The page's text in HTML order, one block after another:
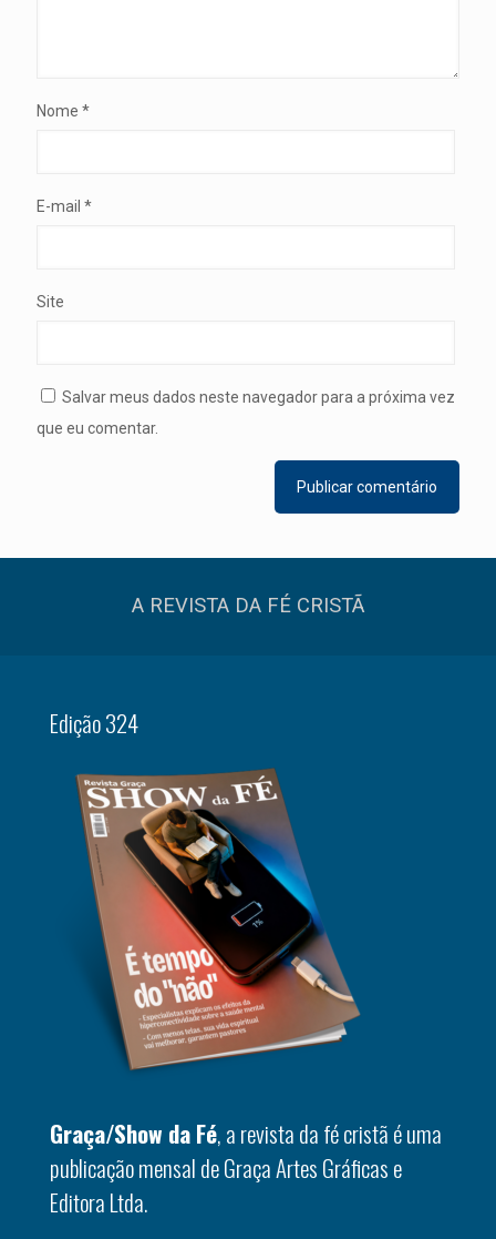
Nome *
E-mail *
Site
Salvar meus dados neste navegador para a próxima vez
que eu comentar.
A REVISTA DA FÉ CRISTÃ
Edição 324
Graça/Show da Fé, a revista da fé cristã é uma
publicação mensal de Graça Artes Gráficas e
Editora Ltda.